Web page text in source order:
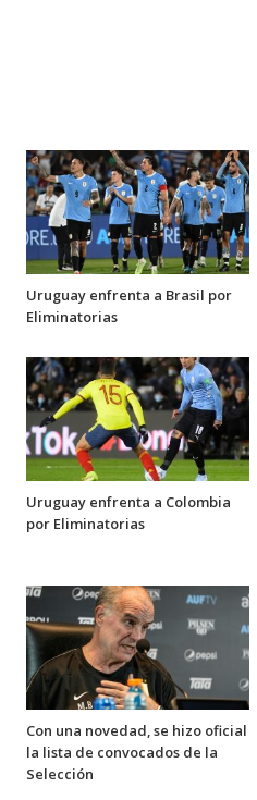
Uruguay enfrenta a Brasil por
Eliminatorias
Uruguay enfrenta a Colombia
por Eliminatorias
Con una novedad, se hizo oficial
la lista de convocados de la
Selección